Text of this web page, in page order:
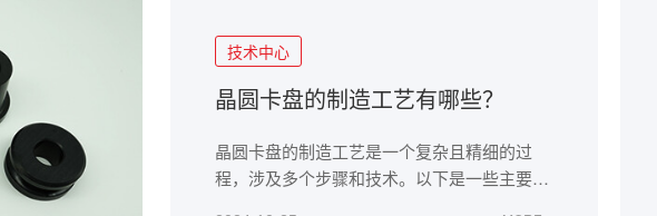
技术中心
晶圆卡盘的制造工艺有哪些？
晶圆卡盘的制造工艺是一个复杂且精细的过
程，涉及多个步骤和技术。以下是一些主要的